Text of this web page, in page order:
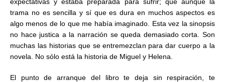
trama no es sencilla y sí que es dura en muchos aspectos es
algo menos de lo que me había imaginado. Esta vez la sinopsis
no hace justica a la narración se queda demasiado corta. Son
muchas las historias que se entremezclan para dar cuerpo a la
novela. No sólo está la historia de Miguel y Helena.
El punto de arranque del libro te deja sin respiración, te